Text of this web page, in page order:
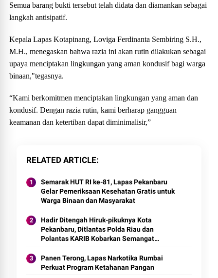
Semua barang bukti tersebut telah didata dan diamankan sebagai
langkah antisipatif.
Kepala Lapas Kotapinang, Loviga Ferdinanta Sembiring S.H.,
M.H., menegaskan bahwa razia ini akan rutin dilakukan sebagai
upaya menciptakan lingkungan yang aman kondusif bagi warga
binaan,"tegasnya.
“Kami berkomitmen menciptakan lingkungan yang aman dan
kondusif. Dengan razia rutin, kami berharap gangguan
keamanan dan ketertiban dapat diminimalisir,”
RELATED ARTICLE
Semarak HUT RI ke-81, Lapas Pekanbaru
Gelar Pemeriksaan Kesehatan Gratis untuk
Warga Binaan dan Masyarakat
Hadir Ditengah Hiruk-pikuknya Kota
Pekanbaru, Ditlantas Polda Riau dan
Polantas KARIB Kobarkan Semangat
Policing Jelang HUT RI Ke-81 Tahun
Panen Terong, Lapas Narkotika Rumbai
Perkuat Program Ketahanan Pangan